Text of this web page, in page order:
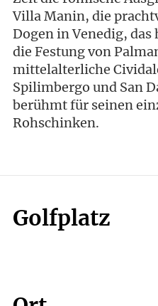
Villa Manin, die
Dogen in Venedig,
die Festung von
mittelalterliche
Spilimbergo und San
berühmt für seinen
Rohschinken.
Golfplatz